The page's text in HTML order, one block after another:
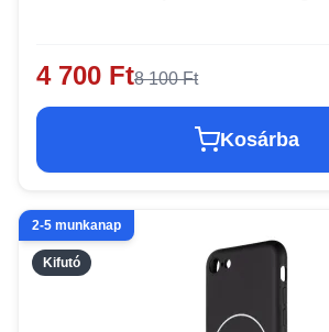
4 700 Ft8 100 Ft
Kosárba
Kifutó
2-5 munkanap